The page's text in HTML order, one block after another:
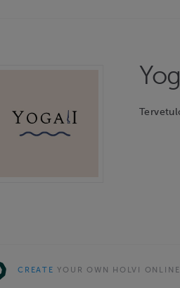
CREATE YOUR OWN HOLVI